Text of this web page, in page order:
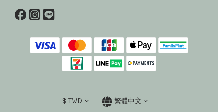
$ TWD 繁體中文